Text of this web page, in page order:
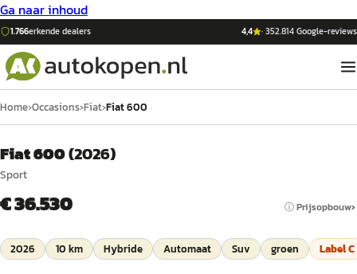
Ga naar inhoud
1.766erkende dealers 4,4 ·352.814Google-reviews
Home›Occasions›Fiat›Fiat 600
Fiat 600(2026)
Sport
€ 36.530 ⓘ Prijsopbouw
2026 10 km Hybride Automaat Suv groen LabelC